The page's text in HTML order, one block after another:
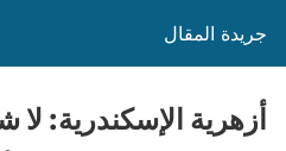
جريدة المقال
أزهرية الإسكندرية: